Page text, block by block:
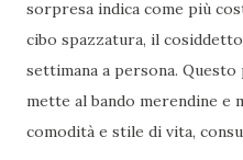
sorpresa indica come più
cibo spazzatura, il
settimana a persona.
mette al bando merendine
comodità e stile di vita,